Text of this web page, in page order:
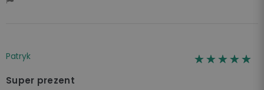
Patryk ☆☆☆☆☆
★★★★★
Super prezent